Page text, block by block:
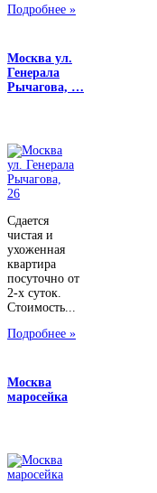
Подробнее »
Москва ул.
Генерала
Рычагова, …
Сдается
чистая и
ухоженная
квартира
посуточно от
2-х суток.
Стоимость...
Подробнее »
Москва
маросейка